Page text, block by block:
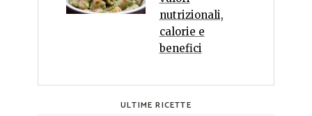
nutrizionali,
calorie e
benefici
ULTIME RICETTE